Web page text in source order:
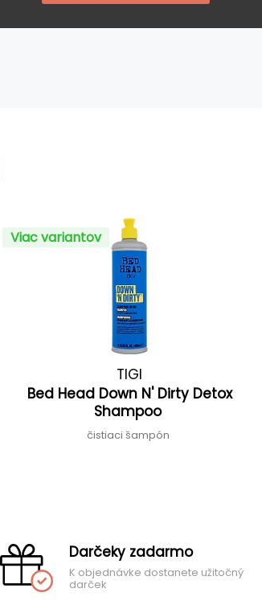
Viac variantov
TIGI
Bed Head Down N' Dirty Detox
Shampoo
čistiaci šampón
Darčeky zadarmo
K objednávke dostanete užitočný
darček